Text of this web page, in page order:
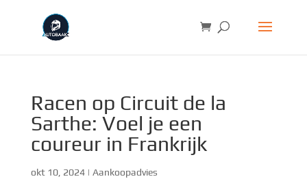
Racen op Circuit de la
Sarthe: Voel je een
coureur in Frankrijk
okt 10, 2024| Aankoopadvies